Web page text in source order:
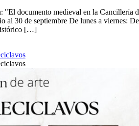
"El documento medieval en la Cancillería
al 30 de septiembre De lunes a viernes: De
[…]